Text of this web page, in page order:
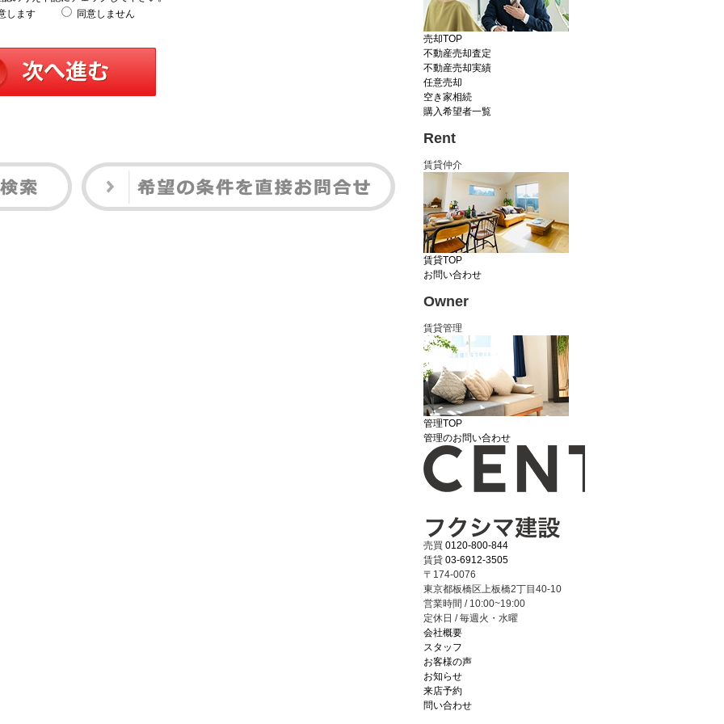
します
同意しません
売却TOP
不動産売却査定
不動産売却実績
任意売却
空き家相続
購入希望者一覧
Rent
賃貸仲介
賃貸TOP
お問い合わせ
Owner
賃貸管理
管理TOP
管理のお問い合わせ
売買 0120-800-844
賃貸 03-6912-3505
〒174-0076
東京都板橋区上板橋2丁目40-10
営業時間 / 10:00~19:00
定休日 / 毎週火・水曜
会社概要
スタッフ
お客様の声
お知らせ
来店予約
問い合わせ